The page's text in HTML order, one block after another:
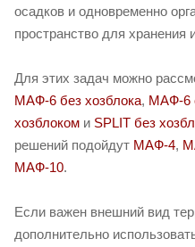
осадков и одновременно
пространство для хранения
Для этих задач можно
МАФ-6 без хозблока, МАФ-6
хозблоком и SPLIT без
решений подойдут МАФ-4,
МАФ-10.
Если важен внешний вид
дополнительно